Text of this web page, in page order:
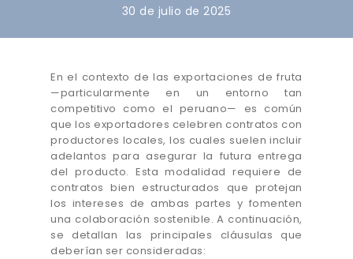
30 de julio de 2025
En el contexto de las exportaciones de fruta
—particularmente en un entorno tan
competitivo como el peruano— es común
que los exportadores celebren contratos con
productores locales, los cuales suelen incluir
adelantos para asegurar la futura entrega
del producto. Esta modalidad requiere de
contratos bien estructurados que protejan
los intereses de ambas partes y fomenten
una colaboración sostenible. A continuación,
se detallan las principales cláusulas que
deberían ser consideradas: